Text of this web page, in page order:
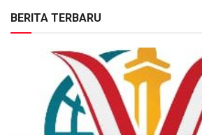
BERITA TERBARU